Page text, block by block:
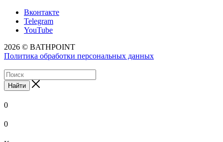
Вконтакте
Telegram
YouTube
2026 © BATHPOINT
Политика обработки персональных данных
Найти
0
0